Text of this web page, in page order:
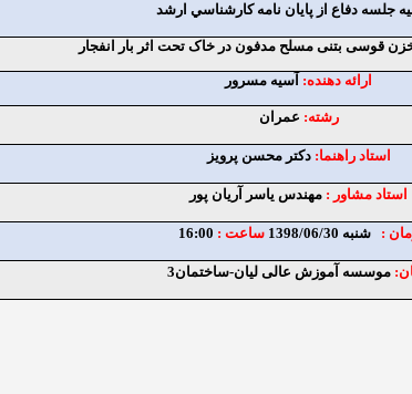
جلسه دفاع از پايان نامه کارشناسي ارشد
قوسی بتنی مسلح مدفون در خاک تحت اثر بار انفجار
ارائه دهنده: آسیه مسرور
رشته: عمران
استاد راهنما:دکتر محسن پرویز
استاد مشاور : مهندس یاسر آریان پور
: شنبه 1398/06/30 ساعت : 16:00
موسسه آموزش عالی لیان-ساختمان3